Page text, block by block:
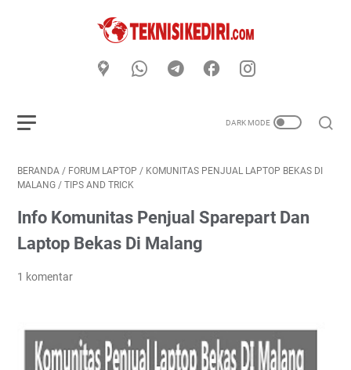
BERANDA / FORUM LAPTOP / KOMUNITAS PENJUAL LAPTOP BEKAS DI
MALANG / TIPS AND TRICK
Info Komunitas Penjual Sparepart Dan
Laptop Bekas Di Malang
1 komentar